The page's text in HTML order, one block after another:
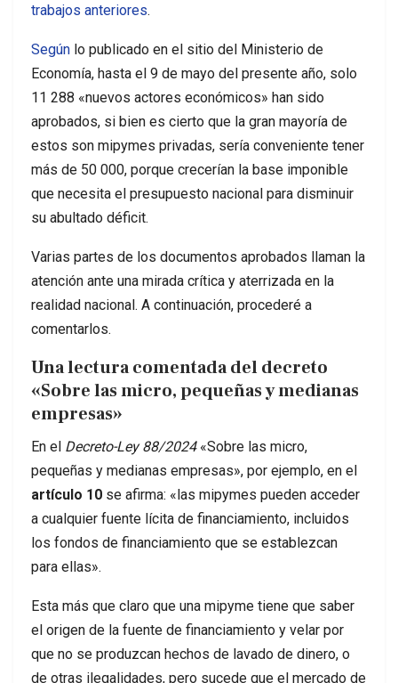
trabajos anteriores.
Según lo publicado en el sitio del Ministerio de
Economía, hasta el 9 de mayo del presente año, solo
11 288 «nuevos actores económicos» han sido
aprobados, si bien es cierto que la gran mayoría de
estos son mipymes privadas, sería conveniente tener
más de 50 000, porque crecerían la base imponible
que necesita el presupuesto nacional para disminuir
su abultado déficit.
Varias partes de los documentos aprobados llaman la
atención ante una mirada crítica y aterrizada en la
realidad nacional. A continuación, procederé a
comentarlos.
Una lectura comentada del decreto
«Sobre las micro, pequeñas y medianas
empresas»
En el Decreto-Ley 88/2024«Sobre las micro,
pequeñas y medianas empresas», por ejemplo, en el
artículo 10 se afirma: «las mipymes pueden acceder
a cualquier fuente lícita de financiamiento, incluidos
los fondos de financiamiento que se establezcan
para ellas».
Esta más que claro que una mipyme tiene que saber
el origen de la fuente de financiamiento y velar por
que no se produzcan hechos de lavado de dinero, o
de otras ilegalidades, pero sucede que el mercado de